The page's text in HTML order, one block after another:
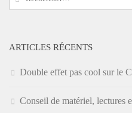
ARTICLES RÉCENTS
Double effet pas cool sur le
Conseil de matériel, lectures